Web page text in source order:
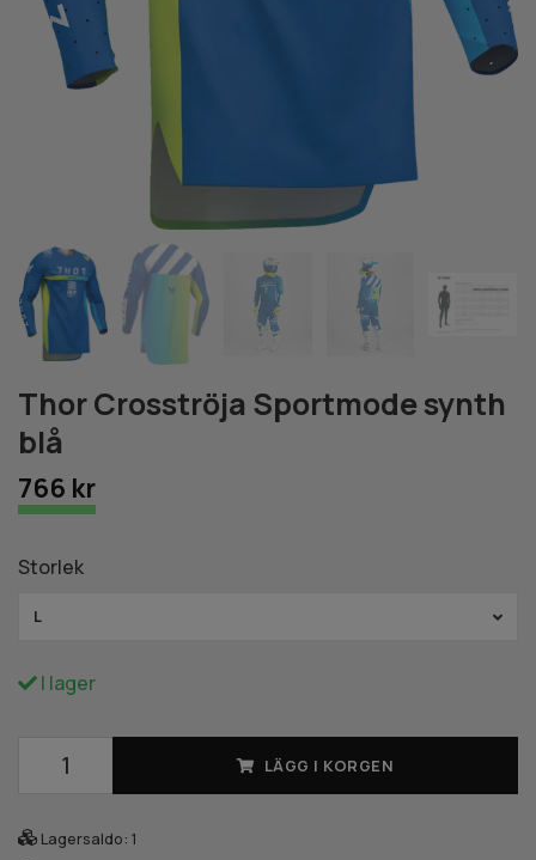
Thor Crosströja Sportmode synth
blå
766 kr
Storlek
L
I lager
LÄGG I KORGEN
Lagersaldo: 1